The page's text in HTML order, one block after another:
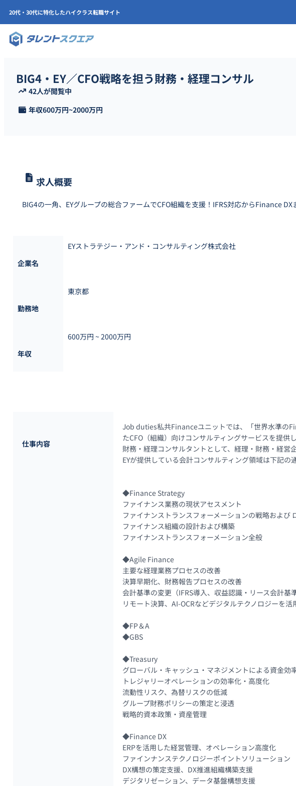
20代・30代に特化したハイクラス転職サイト
BIG4・EY／CFO戦略を担う財務・経理コンサル
42人が閲覧中
年収600万円~2000万円
求人概要
BIG4の一角、EYグループの総合ファームでCFO組織を支援！IFRS対応からFinance DX
企業名
EYストラテジー・アンド・コンサルティング株式会社
勤務地
東京都
年収
600万円 ~ 2000万円
仕事内容
Job duties私共Financeユニットでは、「世界水準の
たCFO（組織）向けコンサルティングサービスを提供し
財務・経理コンサルタントとして、経理・財務・経営
EYが提供している会計コンサルティング領域は下記の
◆Finance Strategy
ファイナンス業務の現状アセスメント
ファイナンストランスフォーメーションの戦略および
ファイナンス組織の設計および構築
ファイナンストランスフォーメーション全般
◆Agile Finance
主要な経理業務プロセスの改善
決算早期化、財務報告プロセスの改善
会計基準の変更（IFRS導入、収益認識・リース会計基
リモート決算、AI-OCRなどデジタルテクノロジーを
◆FP＆A
◆GBS
◆Treasury
グローバル・キャッシュ・マネジメントによる資金効
トレジャリーオペレーションの効率化・高度化
流動性リスク、為替リスクの低減
グループ財務ポリシーの策定と浸透
戦略的資本政策・資産管理
◆Finance DX
ERPを活用した経営管理、オペレーション高度化
ファインナンステクノロジーポイントソリューション
DX構想の策定支援、DX推進組織構築支援
デジタリゼーション、データ基盤構想支援